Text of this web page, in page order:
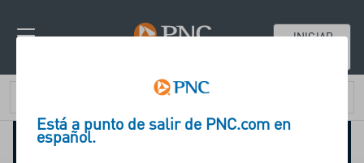
INICIAR
Está a punto de salir de PNC.com en
español.